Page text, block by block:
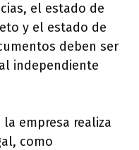
el estado de
y el estado de
deben ser
independiente
empresa realiza
como